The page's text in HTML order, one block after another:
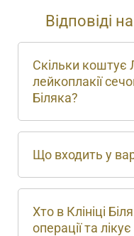
Відповіді
Скільки коштує
лейкоплакії
Біляка?
Що входить у
Хто в Клініці
операції та